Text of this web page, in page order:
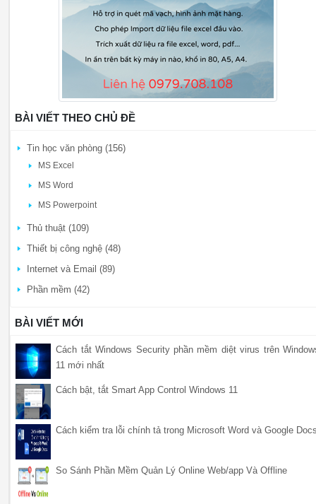
BÀI VIẾT THEO CHỦ ĐỀ
Tin học văn phòng (156)
MS Excel
MS Word
MS Powerpoint
Thủ thuật (109)
Thiết bị công nghệ (48)
Internet và Email (89)
Phần mềm (42)
BÀI VIẾT MỚI
Cách tắt Windows Security phần mềm diệt virus trên
11 mới nhất
Cách bật, tắt Smart App Control Windows 11
Cách kiểm tra lỗi chính tả trong Microsoft Word và Google
So Sánh Phần Mềm Quản Lý Online Web/app Và Offline